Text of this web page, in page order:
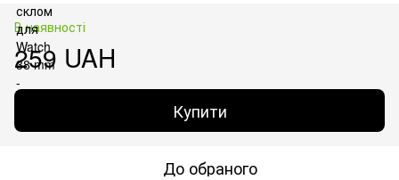
В наявності
259 UAH
Купити
До обраного